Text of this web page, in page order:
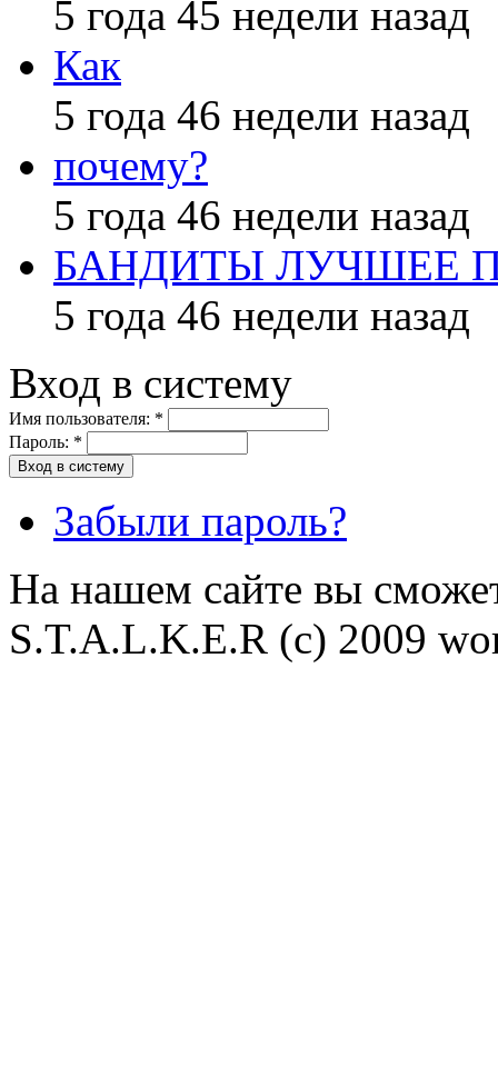
5 года 45 недели назад
Как
5 года 46 недели назад
почему?
5 года 46 недели назад
БАНДИТЫ ЛУЧШЕЕ
5 года 46 недели назад
Вход в систему
Имя пользователя: *
Пароль: *
Забыли пароль?
На нашем сайте вы
S.T.A.L.K.E.R (с) 2009